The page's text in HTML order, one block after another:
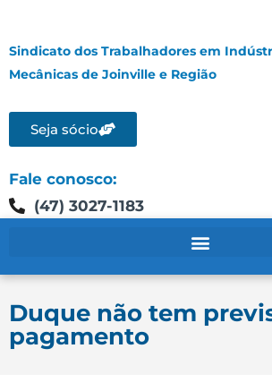
Sindicato dos Trabalhadores em
Mecânicas de Joinville e Região
Seja sócio
Fale conosco:
(47) 3027-1183
Duque não tem
pagamento